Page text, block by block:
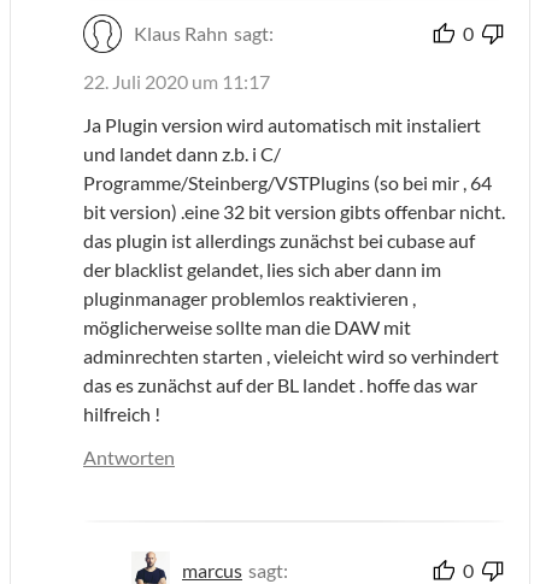
Klaus Rahn sagt: 0
22. Juli 2020 um 11:17
Ja Plugin version wird automatisch mit instaliert
und landet dann z.b. i C/
Programme/Steinberg/VSTPlugins (so bei mir , 64
bit version) .eine 32 bit version gibts offenbar nicht.
das plugin ist allerdings zunächst bei cubase auf
der blacklist gelandet, lies sich aber dann im
pluginmanager problemlos reaktivieren ,
möglicherweise sollte man die DAW mit
adminrechten starten , vieleicht wird so verhindert
das es zunächst auf der BL landet . hoffe das war
hilfreich !
Antworten
marcus sagt: 0